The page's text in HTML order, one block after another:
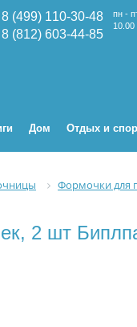
8 (499) 110-30-48
пн -
10.00
8 (812) 603-44-85
Дом Отдых и
Формочки для
2 шт